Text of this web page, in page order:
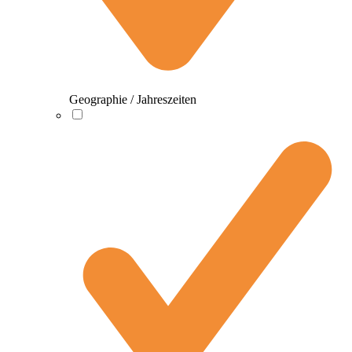
Geographie / Jahreszeiten